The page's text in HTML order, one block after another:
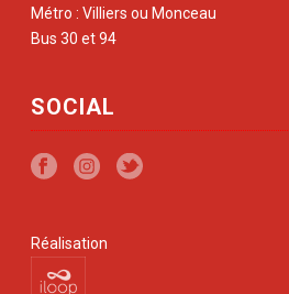
Métro : Villiers ou Monceau
Bus 30 et 94
SOCIAL
Réalisation